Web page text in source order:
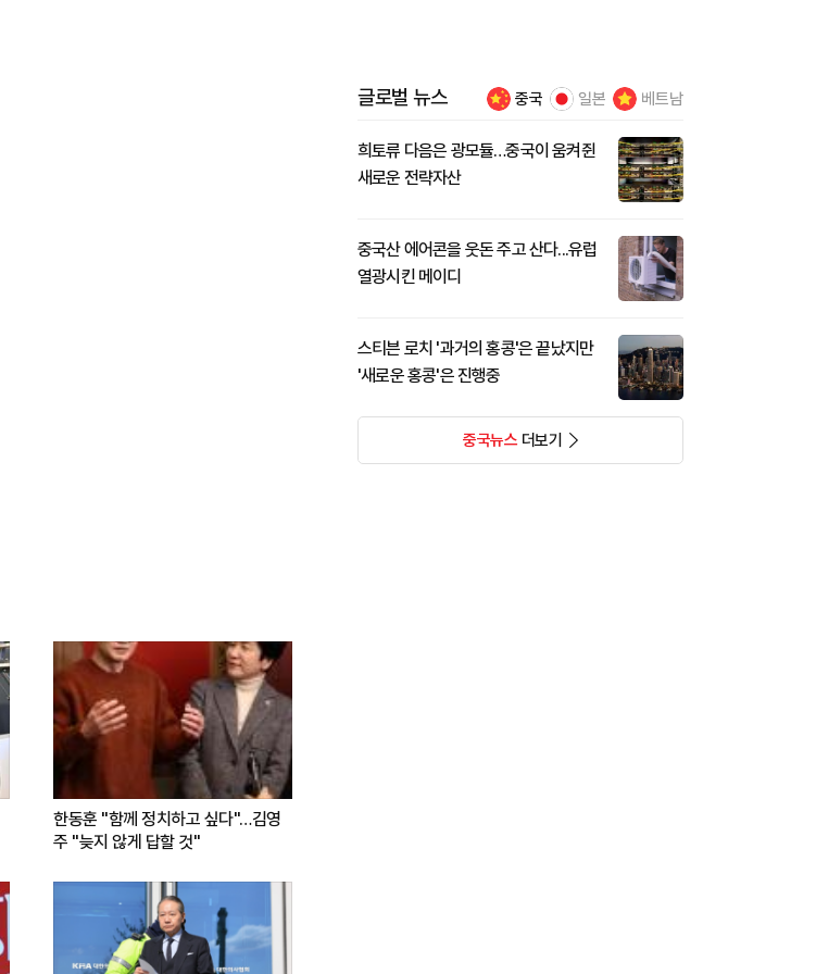
한동훈 "함께 정치하고 싶다"…김영
주 "늦지 않게 답할 것"
글로벌 뉴스 중국 일본 베트남
희토류 다음은 광모듈…중국이 움켜쥔
새로운 전략자산
중국산 에어콘을 웃돈 주고 산다...유럽
열광시킨 메이디
스티븐 로치 '과거의 홍콩'은 끝났지만
'새로운 홍콩'은 진행중
중국뉴스더보기